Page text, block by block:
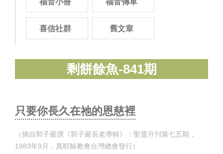
福音小冊 福音傳單
喜信社群 舊文章
剩餅餘魚-841期
只要你長久在祂的恩慈裡
（摘自郭子嚴撰《郭子嚴長老專輯》：聖靈月刊第七五期，
1983年9月，真耶穌教會台灣總會發行）